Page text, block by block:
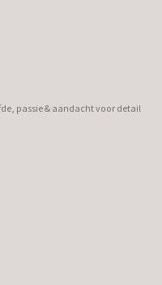
passie & aandacht voor detail